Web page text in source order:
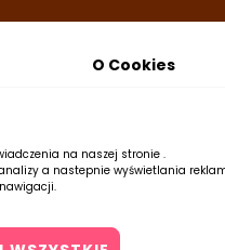
PRODUKT DO
O Cookies
na naszej stronie .
a nastepnie wyświetlania